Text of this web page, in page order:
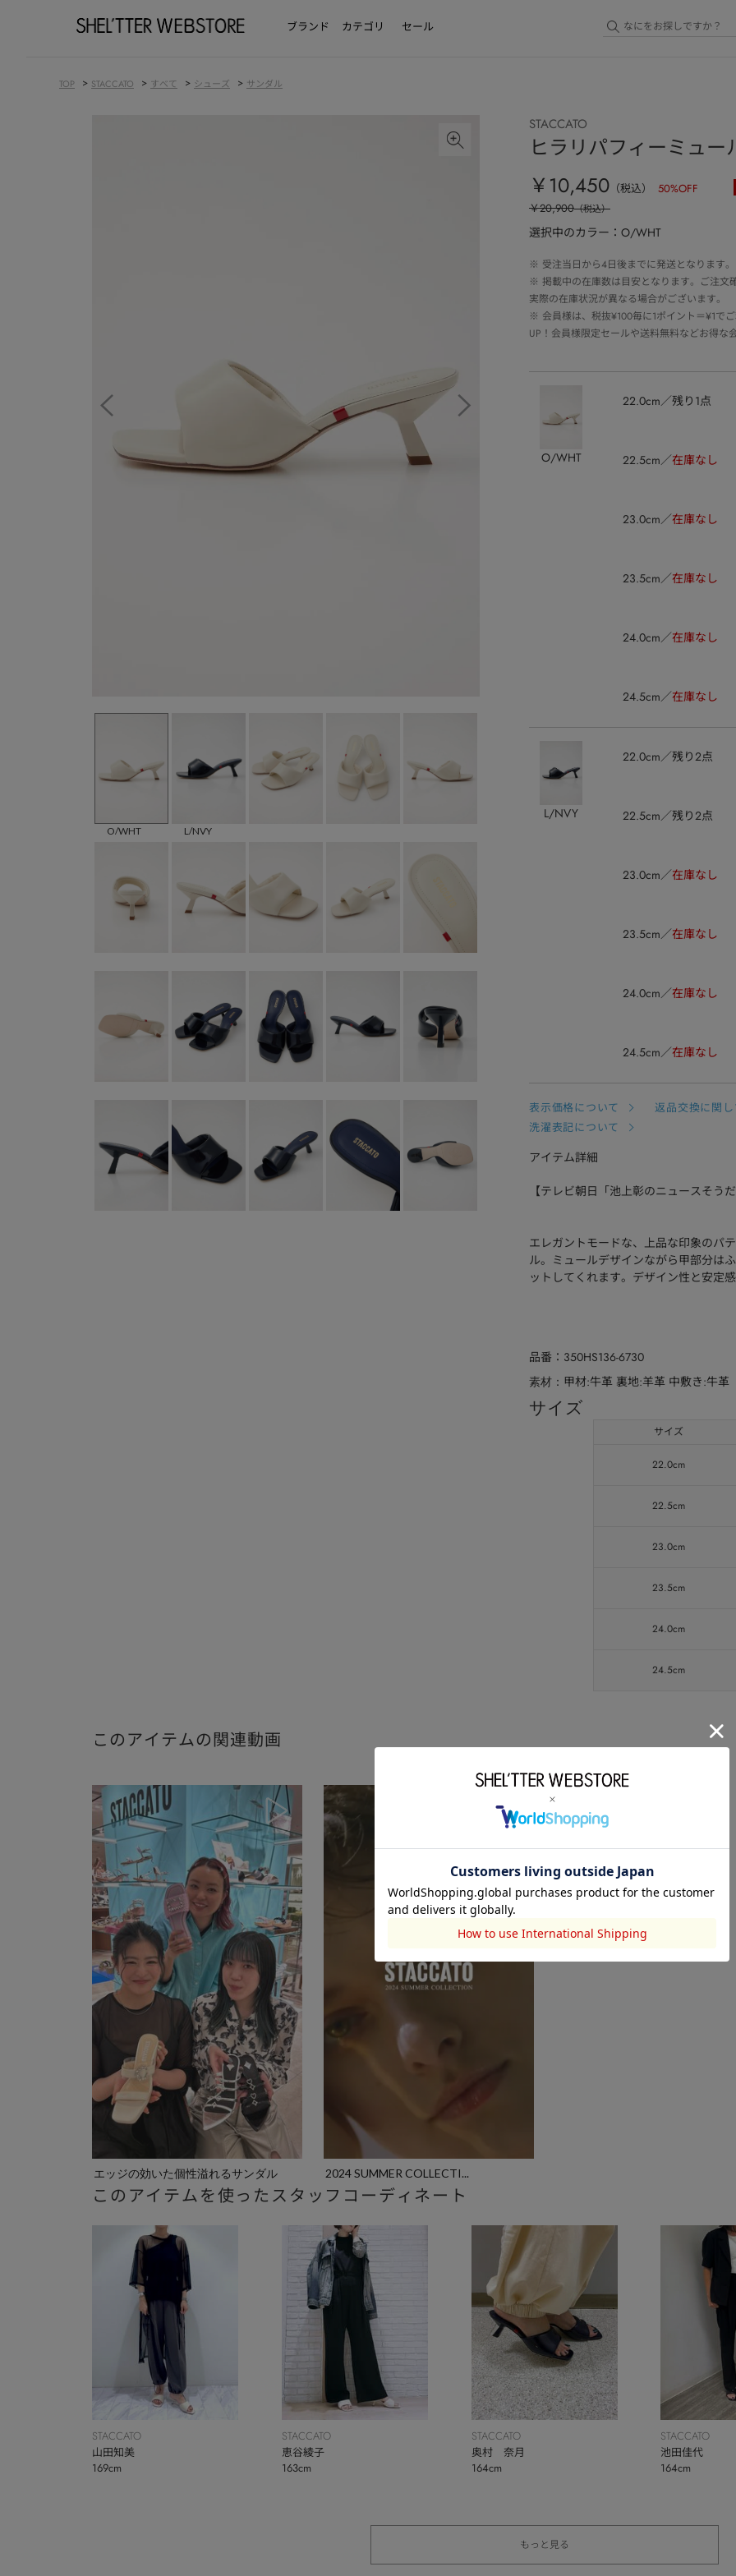
ブランド カテゴリ セール
TOP > STACCATO > すべて > シューズ > サンダル
O/WHT L/NVY
STACCATO
ヒラリパフィーミュー
￥10,450 （税込） 50%OFF
￥20,900（税込）
選択中のカラー：O/WHT
※ 受注当日から4日後までに発送となります
※ 掲載中の在庫数は目安となります。ご注文
実際の在庫状況が異なる場合がございます。
※ 会員様は、税抜¥100毎に1ポイント＝¥1で
UP！会員様限定セールや送料無料などお得な
O/WHT
22.0cm 残り1点
22.5cm 在庫なし
23.0cm 在庫なし
23.5cm 在庫なし
24.0cm 在庫なし
24.5cm 在庫なし
L/NVY
22.0cm 残り2点
22.5cm 残り2点
23.0cm 在庫なし
23.5cm 在庫なし
24.0cm 在庫なし
24.5cm 在庫なし
表示価格について 返品交換に関し
洗濯表記について
アイテム詳細
【テレビ朝日「池上彰のニュースそう
エレガントモードな、上品な印象のパ
ル。ミュールデザインながら甲部分は
ットしてくれます。デザイン性と安定
品番 350HS136-6730
素材 甲材:牛革 裏地:羊革 中敷き:牛革
サイズ
サイズ
22.0cm
22.5cm
23.0cm
23.5cm
24.0cm
24.5cm
このアイテムの関連動画
エッジの効いた個性溢れるサンダル
や、イベ...
2024 SUMMER COLLECTI...
このアイテムを使ったスタッフコーディネート
STACCATO
山田知美
169cm
STACCATO
恵谷綾子
163cm
STACCATO
奥村 奈月
164cm
STACCATO
池田佳代
164cm
もっと見る